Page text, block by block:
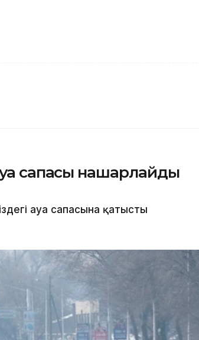
сапасы нашарлайды
ауа сапасына қатысты